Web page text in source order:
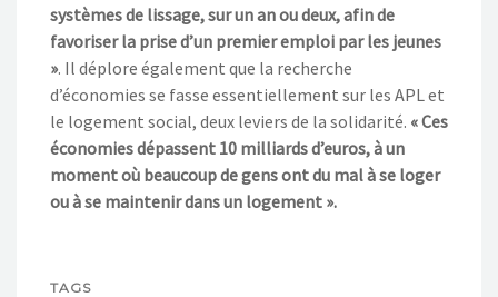
systèmes de lissage, sur un an ou deux, afin de
favoriser la prise d’un premier emploi par les jeunes
». Il déplore également que la recherche
d’économies se fasse essentiellement sur les APL et
le logement social, deux leviers de la solidarité. « Ces
économies dépassent 10 milliards d’euros, à un
moment où beaucoup de gens ont du mal à se loger
ou à se maintenir dans un logement ».
TAGS